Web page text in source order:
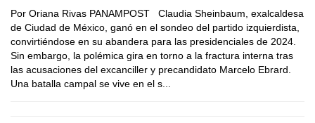
Por Oriana Rivas PANAMPOST Claudia Sheinbaum, exalcaldesa
de Ciudad de México, ganó en el sondeo del partido izquierdista,
convirtiéndose en su abandera para las presidenciales de 2024.
Sin embargo, la polémica gira en torno a la fractura interna tras
las acusaciones del excanciller y precandidato Marcelo Ebrard.
Una batalla campal se vive en el s...